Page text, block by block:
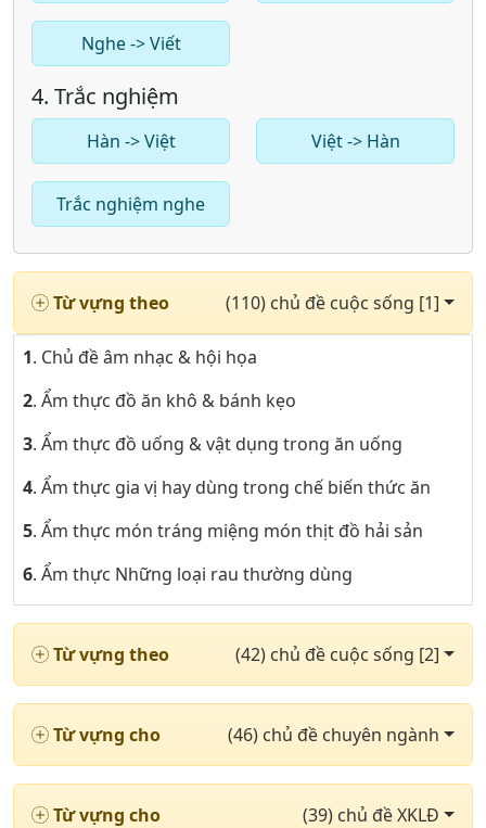
Nghe -> Viết
4. Trắc nghiệm
Hàn -> Việt Việt -> Hàn
Trắc nghiệm nghe
Từ vựng theo (110) chủ đề cuộc sống [1]
1. Chủ đề âm nhạc & hội họa
2. Ẩm thực đồ ăn khô & bánh kẹo
3. Ẩm thực đồ uống & vật dụng trong ăn uống
4. Ẩm thực gia vị hay dùng trong chế biến thức ăn
5. Ẩm thực món tráng miệng món thịt đồ hải sản
6. Ẩm thực Những loại rau thường dùng
7. Khoa trong bệnh viện & các loại thuốc phần 1
8. Khoa trong bệnh viện & các loại thuốc phần 2
9. Những cặp từ trái nghĩa nhau phần 1
10. Những cặp từ trái nghĩa nhau phần 2
11. Chủ đề thị trường chứng khoán
Từ vựng theo (42) chủ đề cuộc sống [2]
Từ vựng cho (46) chủ đề chuyên ngành
Từ vựng cho (39) chủ đề XKLĐ